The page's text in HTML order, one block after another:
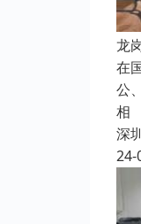
龙
在
公
相
深
24-